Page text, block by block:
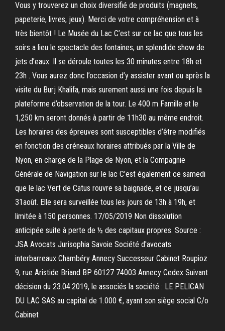
Vous y trouverez un choix diversifié de produits (magnets,
papeterie, livres, jeux). Merci de votre compréhension et à
très bientôt ! Le Musée du Lac C’est sur ce lac que tous les
soirs a lieu le spectacle des fontaines, un splendide show de
jets d’eaux. Il se déroule toutes les 30 minutes entre 18h et
23h . Vous aurez donc l’occasion d’y assister avant ou après la
visite du Burj Khalifa, mais surement aussi une fois depuis la
plateforme d’observation de la tour. Le 400 m Famille et le
1,250 km seront donnés à partir de 11h30 au même endroit.
Les horaires des épreuves sont susceptibles d’être modifiés
en fonction des créneaux horaires attribués par la Ville de
Nyon, en charge de la Plage de Nyon, et la Compagnie
Générale de Navigation sur le lac C’est également ce samedi
que le lac Vert de Catus rouvre sa baignade, et ce jusqu’au
31août. Elle sera surveillée tous les jours de 13h à 19h, et
limitée à 150 personnes. 17/05/2019 Non dissolution
anticipée suite à perte de ½ des capitaux propres. Source :
JSA Avocats Jurisophia Savoie Société d'avocats
interbarreaux Chambéry Annecy Successeur Cabinet Roupioz
9, rue Aristide Briand BP 60127 74003 Annecy Cedex Suivant
décision du 23.04.2019, le associés la société : LE PELICAN
DU LAC SAS au capital de 1.000 €, ayant son siège social C/o
Cabinet